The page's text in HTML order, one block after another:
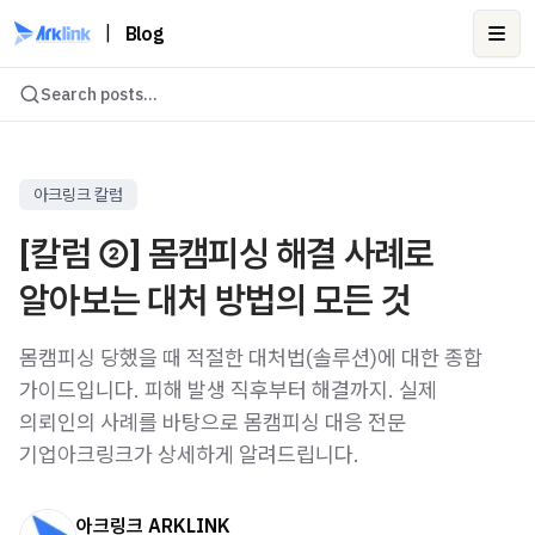
Blog
Search posts...
아크링크 칼럼
[칼럼 ②] 몸캠피싱 해결 사례로
알아보는 대처 방법의 모든 것
몸캠피싱 당했을 때 적절한 대처법(솔루션)에 대한 종합
가이드입니다. 피해 발생 직후부터 해결까지. 실제
의뢰인의 사례를 바탕으로 몸캠피싱 대응 전문
기업아크링크가 상세하게 알려드립니다.
아크링크 ARKLINK